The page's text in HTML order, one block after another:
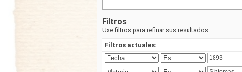
Filtros
Use filtros para refinar sus resultados.
Filtros actuales: